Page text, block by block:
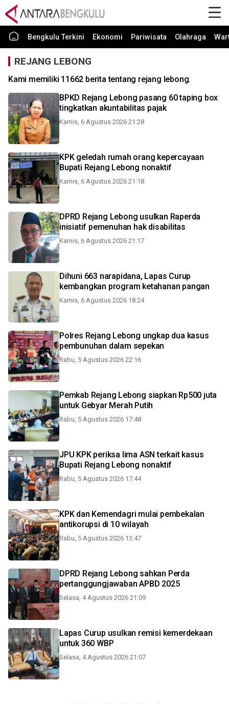
Bengkulu Terkini Ekonomi Pariwisata Olahraga
REJANG LEBONG
Kami memiliki 11662 berita tentang rejang lebong.
BPKD Rejang Lebong pasang 60 taping box
tingkatkan akuntabilitas pajak
Kamis, 6 Agustus 2026 21:28
KPK geledah rumah orang kepercayaan
Bupati Rejang Lebong nonaktif
Kamis, 6 Agustus 2026 21:18
DPRD Rejang Lebong usulkan Raperda
inisiatif pemenuhan hak disabilitas
Kamis, 6 Agustus 2026 21:17
Dihuni 663 narapidana, Lapas Curup
kembangkan program ketahanan pangan
Kamis, 6 Agustus 2026 18:24
Polres Rejang Lebong ungkap dua kasus
pembunuhan dalam sepekan
Rabu, 5 Agustus 2026 22:16
Pemkab Rejang Lebong siapkan Rp500 juta
untuk Gebyar Merah Putih
Rabu, 5 Agustus 2026 17:48
JPU KPK periksa lima ASN terkait kasus
Bupati Rejang Lebong nonaktif
Rabu, 5 Agustus 2026 17:44
KPK dan Kemendagri mulai pembekalan
antikorupsi di 10 wilayah
Rabu, 5 Agustus 2026 13:47
DPRD Rejang Lebong sahkan Perda
pertanggungjawaban APBD 2025
Selasa, 4 Agustus 2026 21:09
Lapas Curup usulkan remisi kemerdekaan
untuk 360 WBP
Selasa, 4 Agustus 2026 21:07